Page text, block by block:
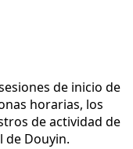
de inicio de
horarias, los
de actividad de
de Douyin.